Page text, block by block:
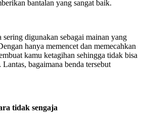
bantalan yang sangat baik.
digunakan sebagai mainan yang
hanya memencet dan memecahkan
kamu ketagihan sehingga tidak bisa
bagaimana benda tersebut
tidak sengaja